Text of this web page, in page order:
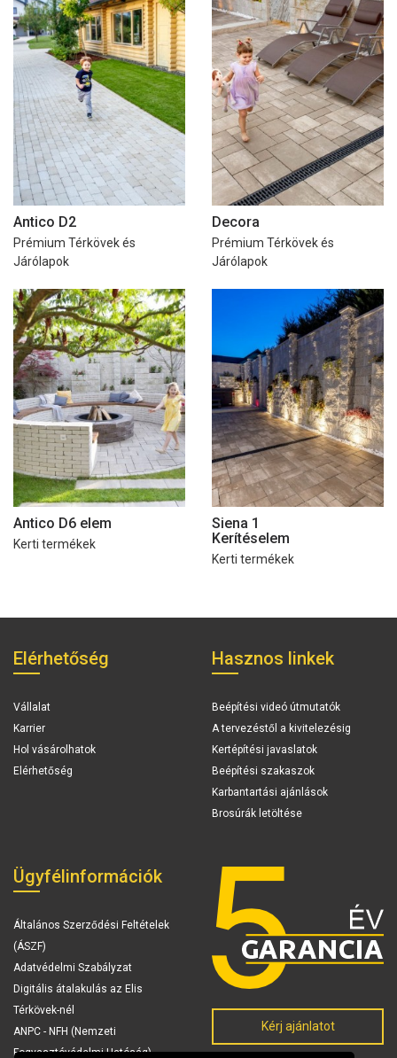
Antico D2
Prémium Térkövek és
Járólapok
Decora
Prémium Térkövek és
Járólapok
Antico D6 elem
Kerti termékek
Siena 1
Kerítéselem
Kerti termékek
Elérhetőség
Vállalat
Karrier
Hol vásárolhatok
Elérhetőség
Hasznos linkek
Beépítési videó útmutatók
A tervezéstől a kivitelezésig
Kertépítési javaslatok
Beépítési szakaszok
Karbantartási ajánlások
Brosúrák letöltése
Ügyfélinformációk
Általános Szerződési Feltételek
(ÁSZF)
Adatvédelmi Szabályzat
Digitális átalakulás az Elis
Térkövek-nél
ANPC - NFH (Nemzeti
Fogyasztóvédelmi Hatóság)
Kérj ajánlatot